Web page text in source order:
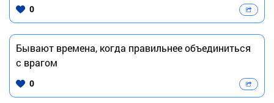
0
Бывают времена, когда правильнее объединиться
с врагом
0